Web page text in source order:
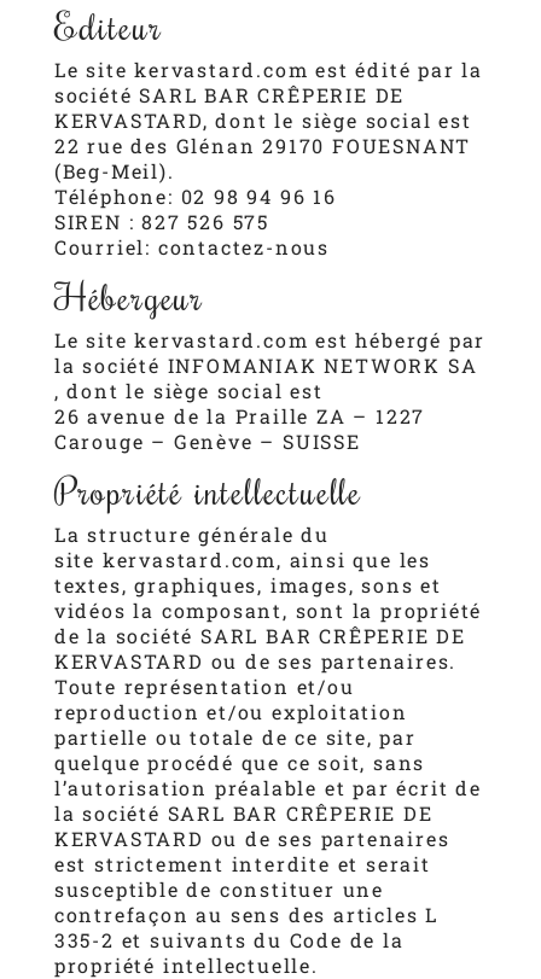
Editeur
Le sitekervastard.com est édité par la
société SARL BAR CRÊPERIE DE
KERVASTARD, dont le siège social est
22 rue des Glénan 29170 FOUESNANT
(Beg-Meil).
Téléphone: 02 98 94 96 16
SIREN : 827 526 575
Courriel: contactez-nous
Hébergeur
Le sitekervastard.com est hébergé par
la société INFOMANIAK NETWORK SA
, dont le siège social est
26 avenue de la Praille ZA – 1227
Carouge – Genève – SUISSE
Propriété intellectuelle
La structure générale du
site kervastard.com, ainsi que les
textes, graphiques, images, sons et
vidéos la composant, sont la propriété
de la société SARL BAR CRÊPERIE DE
KERVASTARD ou de ses partenaires.
Toute représentation et/ou
reproduction et/ou exploitation
partielle ou totale de ce site, par
quelque procédé que ce soit, sans
l’autorisation préalable et par écrit de
la société SARL BAR CRÊPERIE DE
KERVASTARD ou de ses partenaires
est strictement interdite et serait
susceptible de constituer une
contrefaçon au sens des articles L
335-2 et suivants du Code de la
propriété intellectuelle.